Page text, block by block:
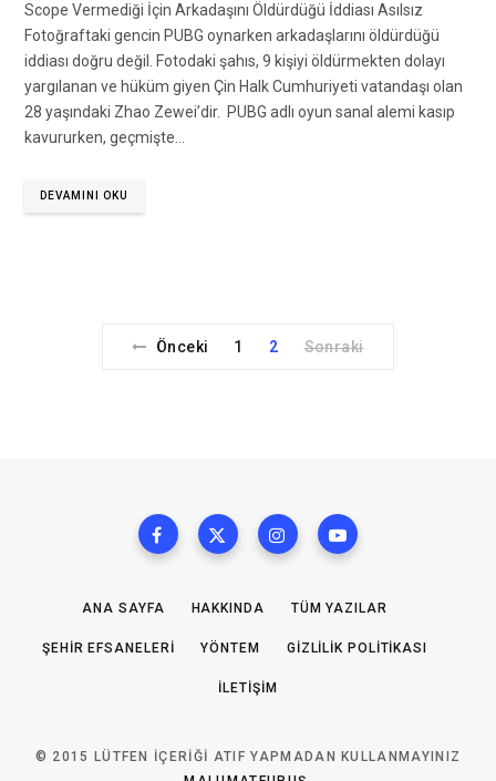
Scope Vermediği İçin Arkadaşını Öldürdüğü İddiası Asılsız
Fotoğraftaki gencin PUBG oynarken arkadaşlarını öldürdüğü
iddiası doğru değil. Fotodaki şahıs, 9 kişiyi öldürmekten dolayı
yargılanan ve hüküm giyen Çin Halk Cumhuriyeti vatandaşı olan
28 yaşındaki Zhao Zewei’dir. PUBG adlı oyun sanal alemi kasıp
kavururken, geçmişte…
DEVAMINI OKU
Önceki 1 2 Sonraki
ANA SAYFA HAKKINDA TÜM YAZILAR
ŞEHIR EFSANELERI YÖNTEM GIZLILIK POLITIKASI
İLETIŞIM
© 2015 LÜTFEN IÇERIĞI ATIF YAPMADAN KULLANMAYINIZ